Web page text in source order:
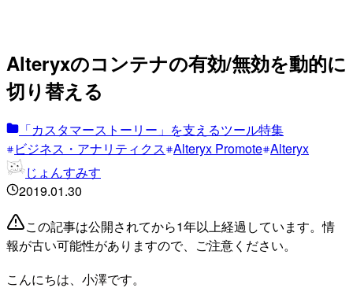
Alteryxのコンテナの有効/無効を動的に
切り替える
「カスタマーストーリー」を支えるツール特集
ビジネス・アナリティクス Alteryx Promote Alteryx
じょんすみす
2019.01.30
この記事は公開されてから1年以上経過しています。情
報が古い可能性がありますので、ご注意ください。
こんにちは、小澤です。